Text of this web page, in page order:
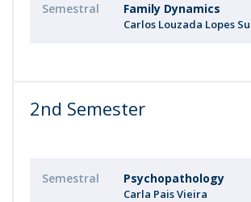
Semestral Family Dynamics
Carlos Louzada Lopes
2nd Semester
Semestral
Psychopathology
Carla Pais Vieira